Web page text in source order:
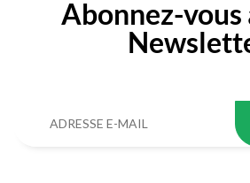
Abonnez-vous